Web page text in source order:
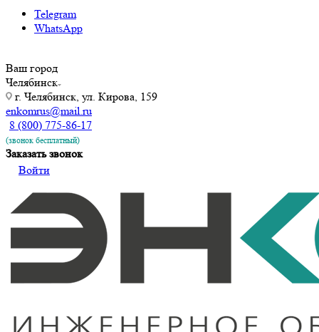
Telegram
WhatsApp
Ваш город
Челябинск
г. Челябинск, ул. Кирова, 159
enkomrus@mail.ru
8 (800) 775-86-17
(звонок бесплатный)
Заказать звонок
Войти